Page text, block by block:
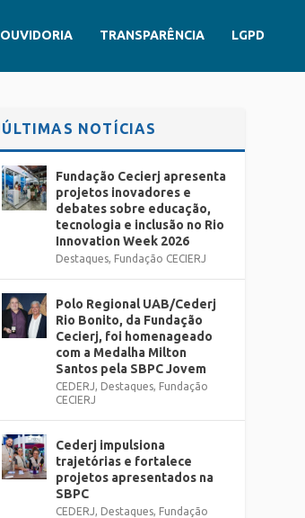
OUVIDORIA TRANSPARÊNCIA LGPD
ÚLTIMAS NOTÍCIAS
Fundação Cecierj apresenta
projetos inovadores e
debates sobre educação,
tecnologia e inclusão no Rio
Innovation Week 2026
Destaques, Fundação CECIERJ
Polo Regional UAB/Cederj
Rio Bonito, da Fundação
Cecierj, foi homenageado
com a Medalha Milton
Santos pela SBPC Jovem
CEDERJ, Destaques, Fundação
CECIERJ
Cederj impulsiona
trajetórias e fortalece
projetos apresentados na
SBPC
CEDERJ, Destaques, Fundação